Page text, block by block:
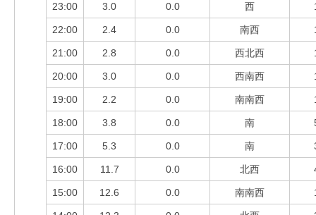
23:00 3.0 0.0 西
22:00 2.4 0.0 南西
21:00 2.8 0.0 西北西
20:00 3.0 0.0 西南西
19:00 2.2 0.0 南南西
18:00 3.8 0.0 南
17:00 5.3 0.0 南
16:00 11.7 0.0 北西
15:00 12.6 0.0 南南西